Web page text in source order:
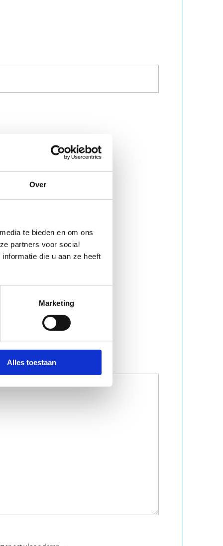
Over
te bieden en om ons
partners voor social
die u aan ze heeft
Marketing
Alles toestaan